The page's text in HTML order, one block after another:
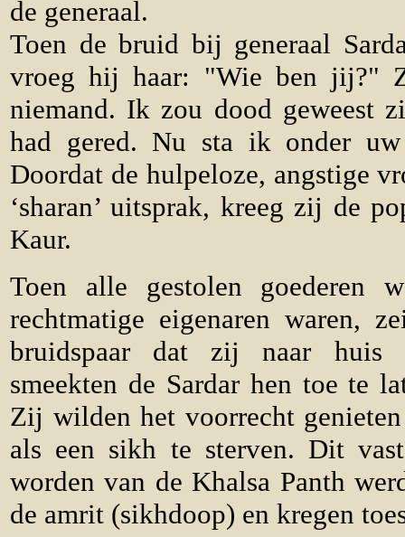
de generaal.
Toen de bruid bij generaal
vroeg hij haar: "Wie ben jij?"
niemand. Ik zou dood geweest
had gered. Nu sta ik onder uw
Doordat de hulpeloze, angstige
‘sharan’ uitsprak, kreeg zij de
Kaur.
Toen alle gestolen goederen
rechtmatige eigenaren waren,
bruidspaar dat zij naar huis
smeekten de Sardar hen toe te
Zij wilden het voorrecht
als een sikh te sterven. Dit
worden van de Khalsa Panth
de amrit (sikhdoop) en kregen